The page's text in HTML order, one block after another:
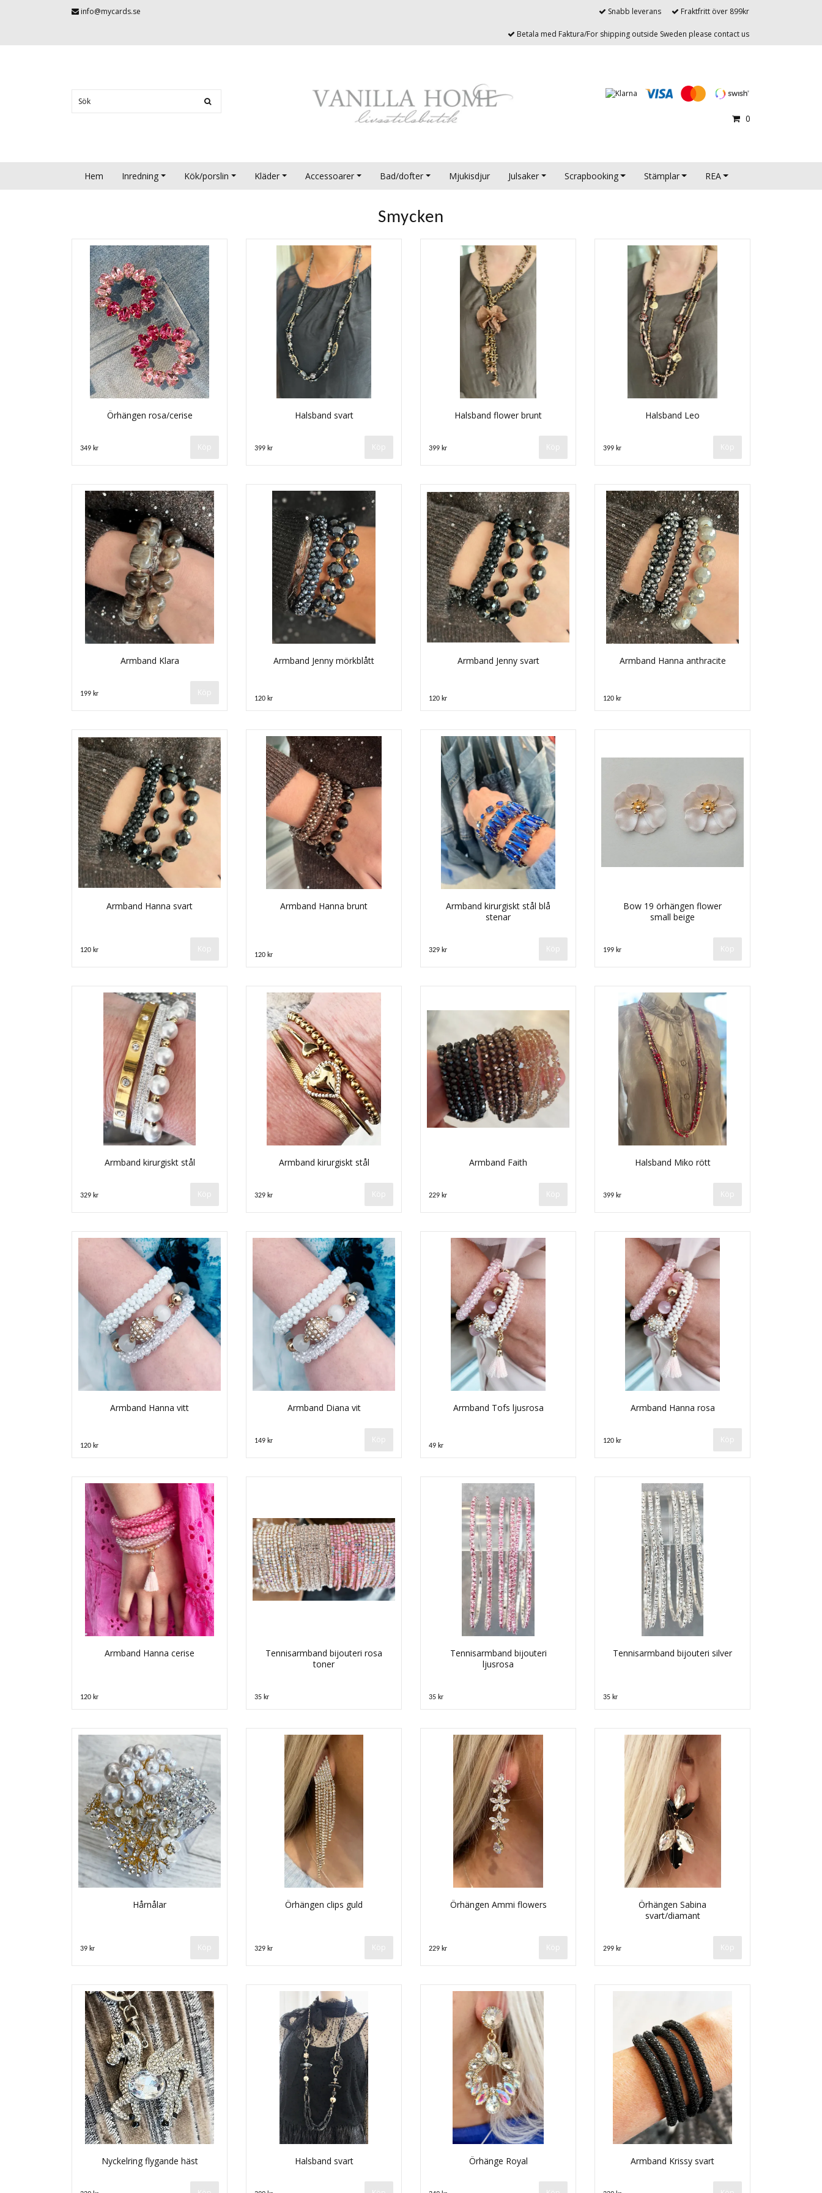
info@mycards.se Snabb leverans Fraktfritt över 899kr
Betala med Faktura/For shipping outside Sweden please contact us
0
Hem Inredning Kök/porslin Kläder Accessoarer Bad/dofter Mjukisdjur Julsaker Scrapbooking Stämplar REA
Smycken
Örhängen rosa/cerise
349 kr
Halsband svart
399 kr
Halsband flower brunt
399 kr
Halsband Leo
399 kr
Armband Klara
199 kr
Armband Jenny mörkblått
120 kr
Armband Jenny svart
120 kr
Armband Hanna anthracite
120 kr
Armband Hanna svart
120 kr
Armband Hanna brunt
120 kr
Armband kirurgiskt stål blå
stenar
329 kr
Bow 19 örhängen flower
small beige
199 kr
Armband kirurgiskt stål
329 kr
Armband kirurgiskt stål
329 kr
Armband Faith
229 kr
Halsband Miko rött
399 kr
Armband Hanna vitt
120 kr
Armband Diana vit
149 kr
Armband Tofs ljusrosa
49 kr
Armband Hanna rosa
120 kr
Armband Hanna cerise
120 kr
Tennisarmband bijouteri rosa
toner
35 kr
Tennisarmband bijouteri
ljusrosa
35 kr
Tennisarmband bijouteri silver
35 kr
Hårnålar
39 kr
Örhängen clips guld
329 kr
Örhängen Ammi flowers
229 kr
Örhängen Sabina
svart/diamant
299 kr
Nyckelring flygande häst Halsband svart Örhänge Royal Armband Krissy svart